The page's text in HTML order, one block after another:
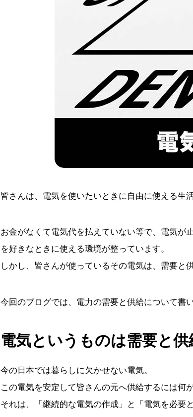
皆さんは、電気を使いたいときに自由に使える生
お金がなくて電気代を払えていない等で、電気が
を好きなときに使える環境が整っています。
しかし、皆さんが使っているその電気は、需要と
今回のブログでは、電力の需要と供給について書
電気というものは需要と
今の日本では暮らしに欠かせない電気。
この電気を安定して皆さんの元へ供給するには何
それは、「継続的な電気の作成」と「電気を必要